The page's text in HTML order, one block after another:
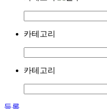
카테고리
카테고리
등록